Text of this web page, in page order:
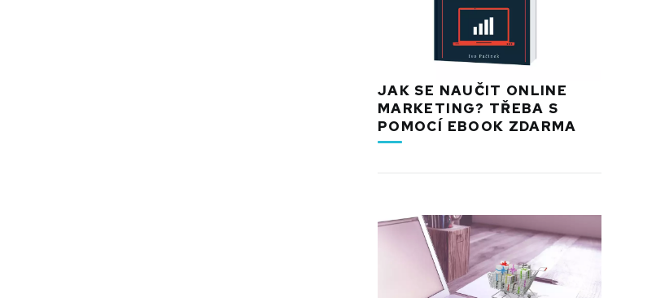
JAK SE NAUČIT ONLINE
MARKETING? TŘEBA S
POMOCÍ EBOOK ZDARMA